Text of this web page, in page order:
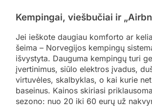
Kempingai, viešbučiai ir
Jei ieškote daugiau komforto ar
šeima – Norvegijos kempingų
išvystyta. Dauguma kempingų turi
įvertinimus, siūlo elektros įvadus,
virtuvėles, skalbyklas, o kai kurie
baseinus. Kainos skiriasi
sezono: nuo 20 iki 60 eurų už